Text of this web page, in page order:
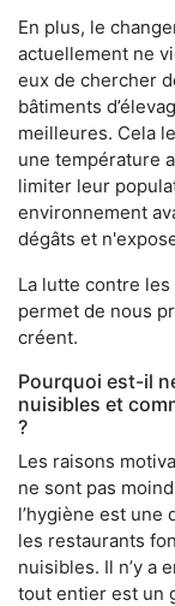
En plus, le
actuellement ne
eux de chercher
bâtiments
meilleures. Cela
une température
limiter leur
environnement
dégâts et
La lutte contre
permet de nous
créent.
Pourquoi est-il
nuisibles et
?
Les raisons
ne sont pas
l’hygiène est une
les restaurants
nuisibles. Il n’y a
tout entier est un